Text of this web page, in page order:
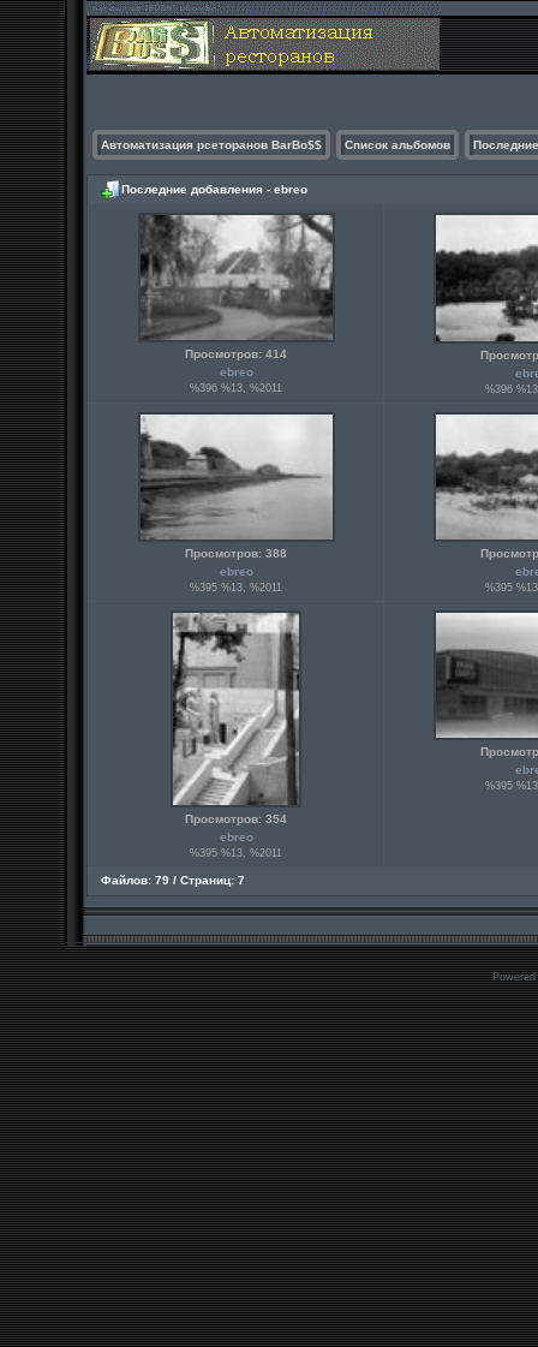
Автоматизация рсеторанов BarBo$$ Список альбомов
Последние добавления - ebreo
Просмотров: 414
ebreo
%396 %13, %2011 %396
Просмотров: 388
ebreo
%395 %13, %2011 %395
Просмотров: 354
ebreo
%395 %13, %2011
%395
Файлов: 79 / Страниц: 7